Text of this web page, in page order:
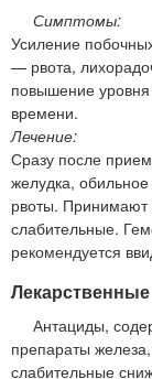
Симптомы:
Усиление
— рвота,
повышение
времени.
Лечение:
Сразу после
желудка,
рвоты. Принимают
слабительные.
рекомендуется
Антациды,
препараты
слабительные